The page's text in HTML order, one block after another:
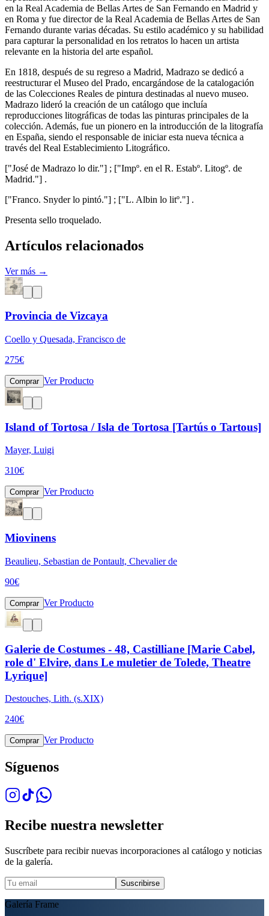
en la Real Academia de Bellas Artes de San Fernando en Madrid y
en Roma y fue director de la Real Academia de Bellas Artes de San
Fernando durante varias décadas. Su estilo académico y su habilidad
para capturar la personalidad en los retratos lo hacen un artista
relevante en la historia del arte español.
En 1818, después de su regreso a Madrid, Madrazo se dedicó a
reestructurar el Museo del Prado, encargándose de la catalogación
de las Colecciones Reales de pintura destinadas al nuevo museo.
Madrazo lideró la creación de un catálogo que incluía
reproducciones litográficas de todas las pinturas principales de la
colección. Además, fue un pionero en la introducción de la litografía
en España, siendo el responsable de iniciar esta nueva técnica a
través del Real Establecimiento Litográfico.
["José de Madrazo lo dir."] ; ["Impº. en el R. Estabº. Litogº. de
Madrid."] .
["Franco. Snyder lo pintó."] ; ["L. Albin lo litº."] .
Presenta sello troquelado.
Artículos relacionados
Ver más →
Provincia de Vizcaya
Coello y Quesada, Francisco de
275€
Comprar Ver Producto
Island of Tortosa / Isla de Tortosa [Tartús o Tartous]
Mayer, Luigi
310€
Comprar Ver Producto
Miovinens
Beaulieu, Sebastian de Pontault, Chevalier de
90€
Comprar Ver Producto
Galerie de Costumes - 48, Castilliane [Marie Cabel,
role d' Elvire, dans Le muletier de Tolede, Theatre
Lyrique]
Destouches, Lith. (s.XIX)
240€
Comprar Ver Producto
Síguenos
Recibe nuestra newsletter
Suscríbete para recibir nuevas incorporaciones al catálogo y noticias
de la galería.
Suscribirse
Galería Frame